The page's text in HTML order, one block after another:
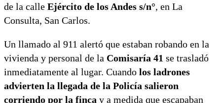
de la calle Ejército de los Andes s/n°, en La
Consulta, San Carlos.
Un llamado al 911 alertó que estaban robando en la
vivienda y personal de la Comisaría 41 se trasladó
inmediatamente al lugar. Cuando los ladrones
advierten la llegada de la Policía salieron
corriendo por la finca y a medida que escapaban